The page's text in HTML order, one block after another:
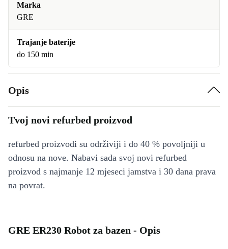
Marka
GRE
Trajanje baterije
do 150 min
Opis
Tvoj novi refurbed proizvod
refurbed proizvodi su održiviji i do 40 % povoljniji u
odnosu na nove. Nabavi sada svoj novi refurbed
proizvod s najmanje 12 mjeseci jamstva i 30 dana prava
na povrat.
GRE ER230 Robot za bazen - Opis